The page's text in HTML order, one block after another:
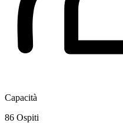
Capacità
86 Ospiti